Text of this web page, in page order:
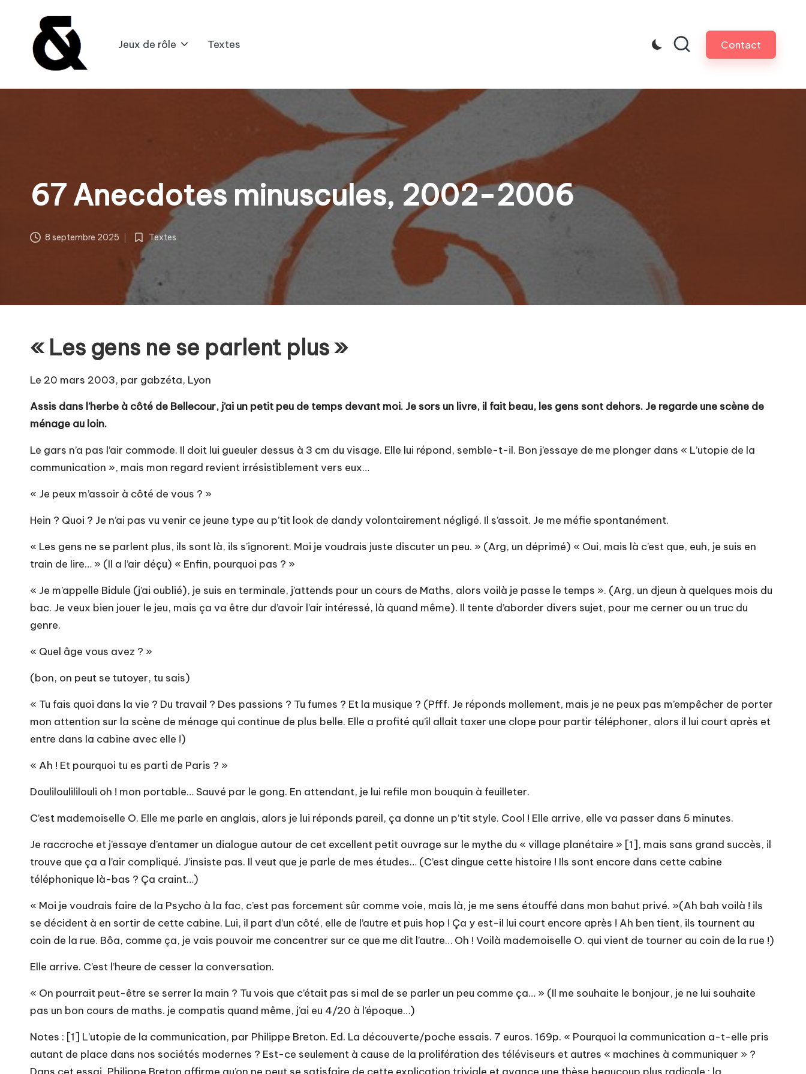
content
B
l
G
b
Jeux de rôle Textes Contact
67 Anecdotes minuscules, 2002-2006
8 septembre 2025
Posted
Textes
« Les gens ne se parlent plus »
Le 20 mars 2003, par gabzéta, Lyon
Assis dans l’herbe à côté de Bellecour, j’ai un petit peu de temps devant moi. Je sors un livre, il fait beau, les gens sont dehors. Je regarde une scène de
ménage au loin.
Le gars n’a pas l’air commode. Il doit lui gueuler dessus à 3 cm du visage. Elle lui répond, semble-t-il. Bon j’essaye de me plonger dans « L’utopie de la
communication », mais mon regard revient irrésistiblement vers eux…
« Je peux m’assoir à côté de vous ? »
Hein ? Quoi ? Je n’ai pas vu venir ce jeune type au p’tit look de dandy volontairement négligé. Il s’assoit. Je me méfie spontanément.
« Les gens ne se parlent plus, ils sont là, ils s’ignorent. Moi je voudrais juste discuter un peu. » (Arg, un déprimé) « Oui, mais là c’est que, euh, je suis en
train de lire… » (Il a l’air déçu) « Enfin, pourquoi pas ? »
« Je m’appelle Bidule (j’ai oublié), je suis en terminale, j’attends pour un cours de Maths, alors voilà je passe le temps ». (Arg, un djeun à quelques mois du
bac. Je veux bien jouer le jeu, mais ça va être dur d’avoir l’air intéressé, là quand même). Il tente d’aborder divers sujet, pour me cerner ou un truc du
genre.
« Quel âge vous avez ? »
(bon, on peut se tutoyer, tu sais)
« Tu fais quoi dans la vie ? Du travail ? Des passions ? Tu fumes ? Et la musique ? (Pfff. Je réponds mollement, mais je ne peux pas m’empêcher de porter
mon attention sur la scène de ménage qui continue de plus belle. Elle a profité qu’il allait taxer une clope pour partir téléphoner, alors il lui court après et
entre dans la cabine avec elle !)
« Ah ! Et pourquoi tu es parti de Paris ? »
Douliloulililouli oh ! mon portable… Sauvé par le gong. En attendant, je lui refile mon bouquin à feuilleter.
C’est mademoiselle O. Elle me parle en anglais, alors je lui réponds pareil, ça donne un p’tit style. Cool ! Elle arrive, elle va passer dans 5 minutes.
Je raccroche et j’essaye d’entamer un dialogue autour de cet excellent petit ouvrage sur le mythe du « village planétaire » [1], mais sans grand succès, il
trouve que ça a l’air compliqué. J’insiste pas. Il veut que je parle de mes études… (C’est dingue cette histoire ! Ils sont encore dans cette cabine
téléphonique là-bas ? Ça craint…)
« Moi je voudrais faire de la Psycho à la fac, c’est pas forcement sûr comme voie, mais là, je me sens étouffé dans mon bahut privé. »(Ah bah voilà ! ils
se décident à en sortir de cette cabine. Lui, il part d’un côté, elle de l’autre et puis hop ! Ça y est-il lui court encore après ! Ah ben tient, ils tournent au
coin de la rue. Bôa, comme ça, je vais pouvoir me concentrer sur ce que me dit l’autre… Oh ! Voilà mademoiselle O. qui vient de tourner au coin de la rue !)
Elle arrive. C’est l’heure de cesser la conversation.
« On pourrait peut-être se serrer la main ? Tu vois que c’était pas si mal de se parler un peu comme ça… » (Il me souhaite le bonjour, je ne lui souhaite
pas un bon cours de maths. je compatis quand même, j’ai eu 4/20 à l’époque…)
Notes : [1] L’utopie de la communication, par Philippe Breton. Ed. La découverte/poche essais. 7 euros. 169p. « Pourquoi la communication a-t-elle pris
autant de place dans nos sociétés modernes ? Est-ce seulement à cause de la prolifération des téléviseurs et autres « machines à communiquer » ?